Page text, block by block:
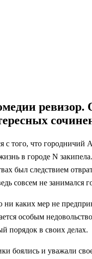
ревизор.
с того, что
в городе N
был следствием
совсем не занимался
каких мер не
особым
порядок в своих делах.
боялись и уважали